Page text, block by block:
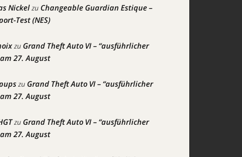
NickelzuChangeable Guardian Estique –
Test (NES)
zuGrand Theft Auto VI – “ausführlicher
27. August
zuGrand Theft Auto VI – “ausführlicher
27. August
zuGrand Theft Auto VI – “ausführlicher
27. August